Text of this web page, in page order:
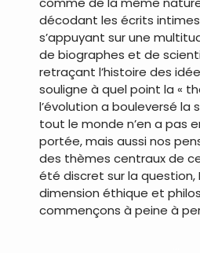
décodant les écrits intimes
s’appuyant sur une
de biographes et de
retraçant l’histoire des
souligne à quel point la «
l’évolution a bouleversé la
tout le monde n’en a pas
portée, mais aussi nos
des thèmes centraux de ce
été discret sur la question,
dimension éthique et
commençons à peine à